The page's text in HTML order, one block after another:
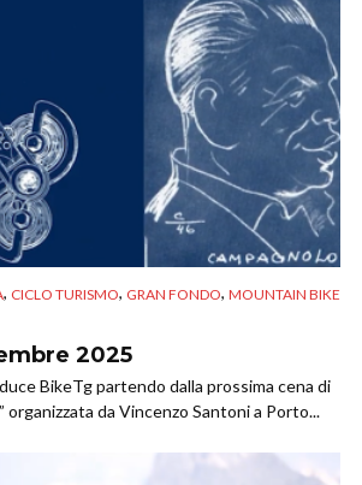
, CICLO TURISMO, GRAN FONDO, MOUNTAIN BIKE
2025
BikeTg partendo dalla prossima cena di
organizzata da Vincenzo Santoni a Porto...